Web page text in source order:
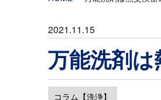
2021.11.15
万能洗剤
コラム【洗浄】